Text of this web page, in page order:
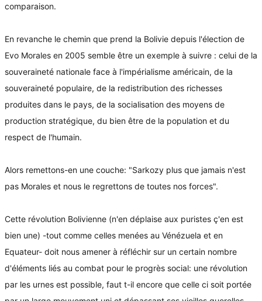
comparaison.
En revanche le chemin que prend la Bolivie depuis l'élection de
Evo Morales en 2005 semble être un exemple à suivre : celui de la
souveraineté nationale face à l'impérialisme américain, de la
souveraineté populaire, de la redistribution des richesses
produites dans le pays, de la socialisation des moyens de
production stratégique, du bien être de la population et du
respect de l'humain.
Alors remettons-en une couche: "Sarkozy plus que jamais n'est
pas Morales et nous le regrettons de toutes nos forces".
Cette révolution Bolivienne (n'en déplaise aux puristes ç'en est
bien une) -tout comme celles menées au Vénézuela et en
Equateur- doit nous amener à réfléchir sur un certain nombre
d'éléments liés au combat pour le progrès social: une révolution
par les urnes est possible, faut t-il encore que celle ci soit portée